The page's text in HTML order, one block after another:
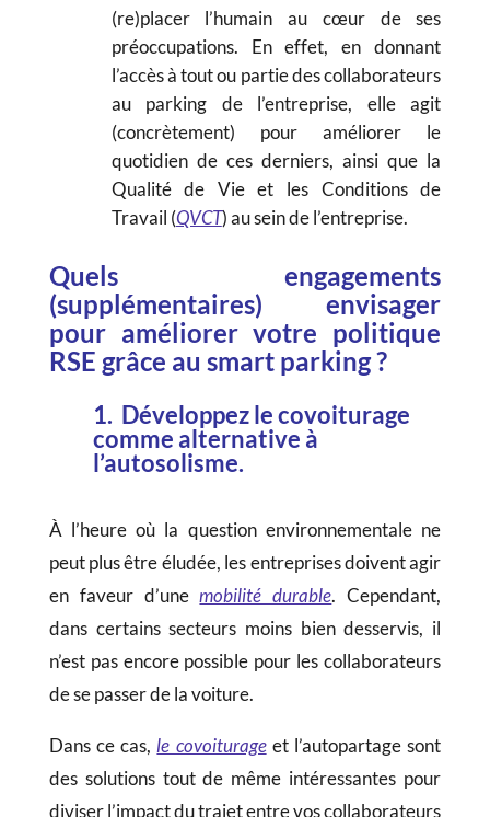
(re)placer l’humain au cœur de ses
préoccupations. En effet, en donnant
l’accès à tout ou partie des collaborateurs
au parking de l’entreprise, elle agit
(concrètement) pour améliorer le
quotidien de ces derniers, ainsi que la
Qualité de Vie et les Conditions de
Travail (QVCT) au sein de l’entreprise.
Quels engagements
(supplémentaires) envisager
pour améliorer votre politique
RSE grâce au smart parking ?
1. Développez le covoiturage
comme alternative à
l’autosolisme.
À l’heure où la question environnementale ne
peut plus être éludée, les entreprises doivent agir
en faveur d’unemobilité durable. Cependant,
dans certains secteurs moins bien desservis, il
n’est pas encore possible pour les collaborateurs
de se passer de la voiture.
Dans ce cas, le covoiturageet l’autopartage sont
des solutions tout de même intéressantes pour
diviser l’impact du trajet entre vos collaborateurs